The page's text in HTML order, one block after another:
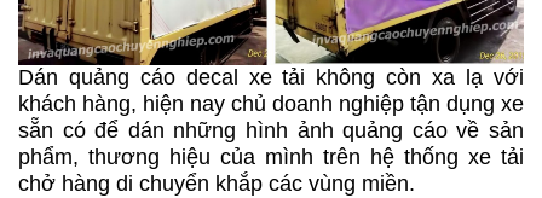
Dán quảng cáo decal xe tải không còn xa lạ với
khách hàng, hiện nay chủ doanh nghiệp tận dụng xe
sẵn có để dán những hình ảnh quảng cáo về sản
phẩm, thương hiệu của mình trên hệ thống xe tải
chở hàng di chuyển khắp các vùng miền.